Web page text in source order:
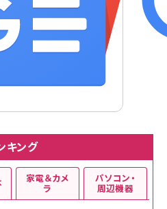
キング
家電＆カメ
ラ
パソコン・
周辺機器